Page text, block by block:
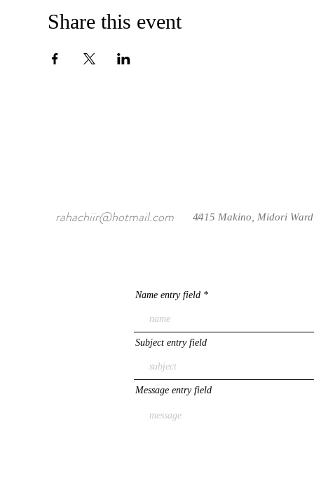
Share this event
rahachiir@hotmail.com /
4415 Makino, Midori
Name entry field
Subject entry field
Message entry field